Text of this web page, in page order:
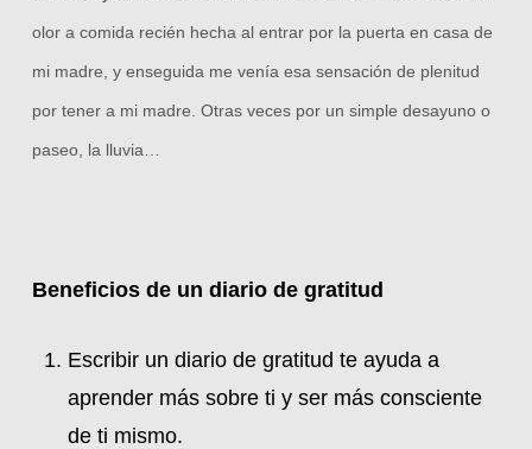
olor a comida recién hecha al entrar por la puerta en casa de
mi madre, y enseguida me venía esa sensación de plenitud
por tener a mi madre. Otras veces por un simple desayuno o
paseo, la lluvia…
Beneficios de un diario de gratitud
Escribir un diario de gratitud te ayuda a
aprender más sobre ti y ser más consciente
de ti mismo.